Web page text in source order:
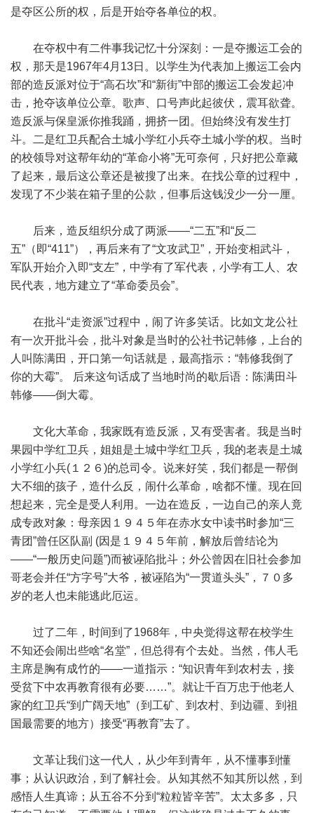
是夺区公所的权，后是开始夺各单位的权。
在夺权中有二件事我记忆十分深刻：一是夺搬运工会的
权，那天是1967年4月13日。以学生为代表加上搬运工会内
部的造反派对位于“高石坎”和“新街”中部的搬运工会发起冲
击，抢夺该单位公章。歌声、口号声此起彼伏，震耳欲聋。
造反派与保皇派你推我踊，拥挤一团。但始终没有发生打
斗。二是红卫兵配合土城小学红小兵夺土城小学的权。当时
的校领导对这帮年幼的“革命小将”无可奈何，只好把公章藏
了起来，最后这公章还是被搜了出来。在找公章的过程中，
发现了不少装在箱子里的公款，但事后这钱没少一分一厘。
后来，造反组织分成了两派——“二五”和“反二
五”（即“411”），再后来有了“文攻武卫”，开始变相武斗，
军队开始介入即“支左”，中学有了军代表，小学有工人、农
民代表，地方建立了“革命委员会”。
在批斗“走资派”过程中，闹了许多笑话。比如文龙公社
有一次开批斗会，批斗对象是当时的公社书记韩修，上台的
人叫陈满田，开口第一句话就是，最高指示：“韩修我倒了
你的大霉”。 后来这句话成了当地时尚的歇后语：陈满田斗
韩修——倒大霉。
文化大革命，我家既有造反派，又有受害者。我是当时
果园中学红卫兵，姐姐是土城中学红卫兵，我的老表是土城
小学红小兵(１２６)的总司令。说来好笑，我们都是一帮倒
大不细的孩子，造什么反，闹什么革命，啥都不懂。现在回
想起来，完全是受人利用。一边在造反，一边自己的亲人竟
成专政对象：母亲因１９４５年在赤水女中读书时参加“三
青团”曾任区队副 (因是１９４５年前，解放后曾结论为
——“一般历史问题”)而被诬陷批斗；外公曾因在旧社会参加
哥老会并任“方字号”大爷，被诬陷为“一贯道头头”，７０多
岁的老人也未能逃此厄运。
过了二年，时间到了1968年，中央觉得这帮在校学生
不知还会闹出些啥“名堂”，但总得有个去处。当然，伟人毛
主席是胸有成竹的——一道指示：“知识青年到农村去，接
受贫下中农再教育很有必要……”。就让千百万忠于他老人
家的红卫兵“到广阔天地”（到工矿、到农村、到边疆、到祖
国最需要的地方）接受“再教育”去了。
文革让我们这一代人，从少年到青年，从不懂事到懂
事；从认识政治，到了解社会。从知其然不知其所以然，到
感悟人生真谛；从五谷不分到“粒粒皆辛苦”。太太多多，只